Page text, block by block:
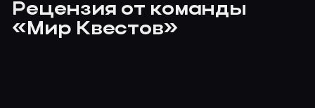
Рецензия от команды
«Мир Квестов»